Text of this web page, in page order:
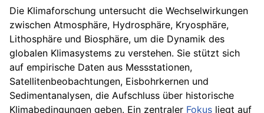
Die Klimaforschung untersucht die Wechselwirkungen
zwischen Atmosphäre, Hydrosphäre, Kryosphäre,
Lithosphäre und Biosphäre, um die Dynamik des
globalen Klimasystems zu verstehen. Sie stützt sich
auf empirische Daten aus Messstationen,
Satellitenbeobachtungen, Eisbohrkernen und
Sedimentanalysen, die Aufschluss über historische
Klimabedingungen geben. Ein zentraler Fokus liegt auf